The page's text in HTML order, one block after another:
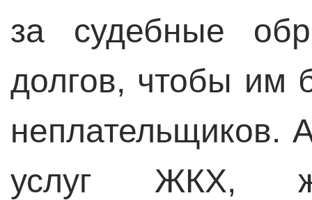
за судебные
долгов, чтобы им
неплательщиков.
услуг ЖКХ,